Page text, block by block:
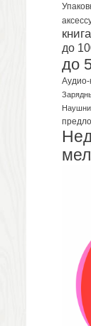
книга
до
до
Аудио-